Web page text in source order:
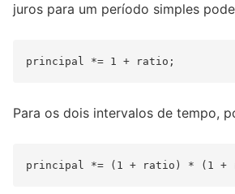
juros para um período simples
Para os dois intervalos de tempo,